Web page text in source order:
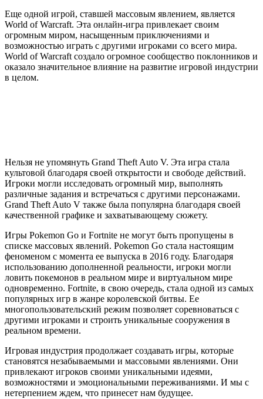
Еще одной игрой, ставшей массовым явлением, является
World of Warcraft. Эта онлайн-игра привлекает своим
огромным миром, насыщенным приключениями и
возможностью играть с другими игроками со всего мира.
World of Warcraft создало огромное сообщество поклонников и
оказало значительное влияние на развитие игровой индустрии
в целом.
Нельзя не упомянуть Grand Theft Auto V. Эта игра стала
культовой благодаря своей открытости и свободе действий.
Игроки могли исследовать огромный мир, выполнять
различные задания и встречаться с другими персонажами.
Grand Theft Auto V также была популярна благодаря своей
качественной графике и захватывающему сюжету.
Игры Pokemon Go и Fortnite не могут быть пропущены в
списке массовых явлений. Pokemon Go стала настоящим
феноменом с момента ее выпуска в 2016 году. Благодаря
использованию дополненной реальности, игроки могли
ловить покемонов в реальном мире и виртуальном мире
одновременно. Fortnite, в свою очередь, стала одной из самых
популярных игр в жанре королевской битвы. Ее
многопользовательский режим позволяет соревноваться с
другими игроками и строить уникальные сооружения в
реальном времени.
Игровая индустрия продолжает создавать игры, которые
становятся незабываемыми и массовыми явлениями. Они
привлекают игроков своими уникальными идеями,
возможностями и эмоциональными переживаниями. И мы с
нетерпением ждем, что принесет нам будущее.